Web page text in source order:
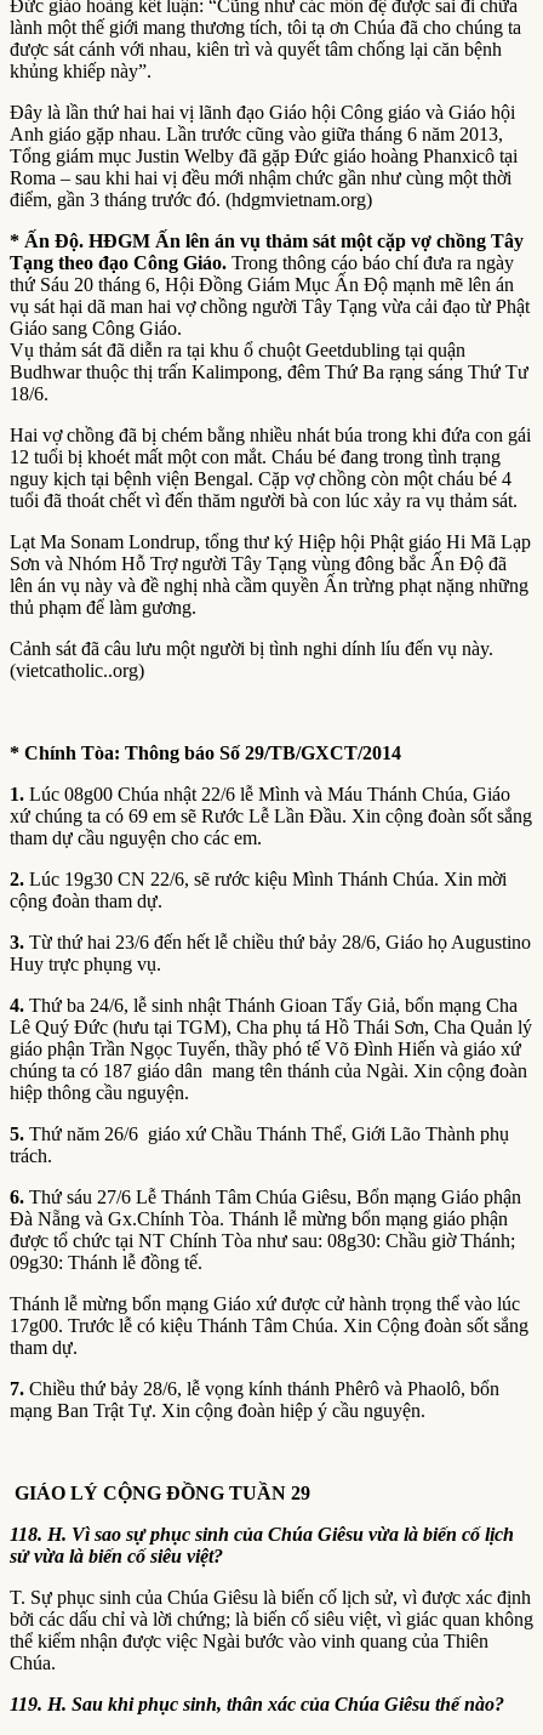
Đức giáo hoàng kết luận: “Cũng như các môn đệ được sai đi chữa
lành một thế giới mang thương tích, tôi tạ ơn Chúa đã cho chúng ta
được sát cánh với nhau, kiên trì và quyết tâm chống lại căn bệnh
khủng khiếp này”.
Đây là lần thứ hai hai vị lãnh đạo Giáo hội Công giáo và Giáo hội
Anh giáo gặp nhau. Lần trước cũng vào giữa tháng 6 năm 2013,
Tổng giám mục Justin Welby đã gặp Đức giáo hoàng Phanxicô tại
Roma – sau khi hai vị đều mới nhậm chức gần như cùng một thời
điểm, gần 3 tháng trước đó. (hdgmvietnam.org)
* Ấn Độ. HĐGM Ấn lên án vụ thảm sát một cặp vợ chồng Tây
Tạng theo đạo Công Giáo. Trong thông cáo báo chí đưa ra ngày
thứ Sáu 20 tháng 6, Hội Đồng Giám Mục Ấn Độ mạnh mẽ lên án
vụ sát hại dã man hai vợ chồng người Tây Tạng vừa cải đạo từ Phật
Giáo sang Công Giáo.
Vụ thảm sát đã diễn ra tại khu ổ chuột Geetdubling tại quận
Budhwar thuộc thị trấn Kalimpong, đêm Thứ Ba rạng sáng Thứ Tư
18/6.
Hai vợ chồng đã bị chém bằng nhiều nhát búa trong khi đứa con gái
12 tuổi bị khoét mất một con mắt. Cháu bé đang trong tình trạng
nguy kịch tại bệnh viện Bengal. Cặp vợ chồng còn một cháu bé 4
tuổi đã thoát chết vì đến thăm người bà con lúc xảy ra vụ thảm sát.
Lạt Ma Sonam Londrup, tổng thư ký Hiệp hội Phật giáo Hi Mã Lạp
Sơn và Nhóm Hỗ Trợ người Tây Tạng vùng đông bắc Ấn Độ đã
lên án vụ này và đề nghị nhà cầm quyền Ấn trừng phạt nặng những
thủ phạm để làm gương.
Cảnh sát đã câu lưu một người bị tình nghi dính líu đến vụ này.
(vietcatholic..org)
* Chính Tòa: Thông báo Số 29/TB/GXCT/2014
1. Lúc 08g00 Chúa nhật 22/6 lễ Mình và Máu Thánh Chúa, Giáo
xứ chúng ta có 69 em sẽ Rước Lễ Lần Đầu. Xin cộng đoàn sốt sắng
tham dự cầu nguyện cho các em.
2. Lúc 19g30 CN 22/6, sẽ rước kiệu Mình Thánh Chúa. Xin mời
cộng đoàn tham dự.
3. Từ thứ hai 23/6 đến hết lễ chiều thứ bảy 28/6, Giáo họ Augustino
Huy trực phụng vụ.
4. Thứ ba 24/6, lễ sinh nhật Thánh Gioan Tẩy Giả, bổn mạng Cha
Lê Quý Đức (hưu tại TGM), Cha phụ tá Hồ Thái Sơn, Cha Quản lý
giáo phận Trần Ngọc Tuyến, thầy phó tế Võ Đình Hiến và giáo xứ
chúng ta có 187 giáo dân mang tên thánh của Ngài. Xin cộng đoàn
hiệp thông cầu nguyện.
5. Thứ năm 26/6 giáo xứ Chầu Thánh Thể, Giới Lão Thành phụ
trách.
6. Thứ sáu 27/6 Lễ Thánh Tâm Chúa Giêsu, Bổn mạng Giáo phận
Đà Nẵng và Gx.Chính Tòa. Thánh lễ mừng bổn mạng giáo phận
được tổ chức tại NT Chính Tòa như sau: 08g30: Chầu giờ Thánh;
09g30: Thánh lễ đồng tế.
Thánh lễ mừng bổn mạng Giáo xứ được cử hành trọng thể vào lúc
17g00. Trước lễ có kiệu Thánh Tâm Chúa. Xin Cộng đoàn sốt sắng
tham dự.
7. Chiều thứ bảy 28/6, lễ vọng kính thánh Phêrô và Phaolô, bổn
mạng Ban Trật Tự. Xin cộng đoàn hiệp ý cầu nguyện.
GIÁO LÝ CỘNG ĐỒNG TUẦN 29
118. H. Vì sao sự phục sinh của Chúa Giêsu vừa là biến cố lịch
sử vừa là biến cố siêu việt?
T. Sự phục sinh của Chúa Giêsu là biến cố lịch sử, vì được xác định
bởi các dấu chỉ và lời chứng; là biến cố siêu việt, vì giác quan không
thể kiểm nhận được việc Ngài bước vào vinh quang của Thiên
Chúa.
119. H. Sau khi phục sinh, thân xác của Chúa Giêsu thế nào?